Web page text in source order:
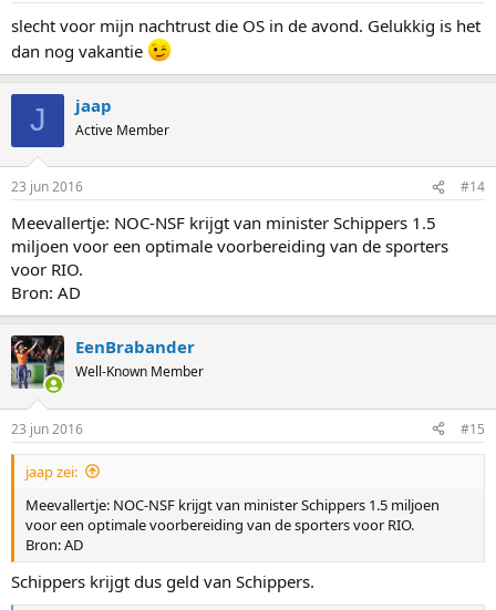
slecht voor mijn nachtrust die OS in de avond. Gelukkig is het
dan nog vakantie
J jaap
Active Member
23 jun 2016 #14
Meevallertje: NOC-NSF krijgt van minister Schippers 1.5
miljoen voor een optimale voorbereiding van de sporters
voor RIO.
Bron: AD
EenBrabander
Well-Known Member
23 jun 2016 #15
jaap zei:
Meevallertje: NOC-NSF krijgt van minister Schippers 1.5 miljoen
voor een optimale voorbereiding van de sporters voor RIO.
Bron: AD
Schippers krijgt dus geld van Schippers.